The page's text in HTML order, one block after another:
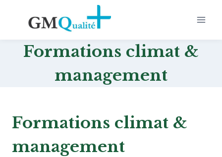
Formations climat &
management
Formations climat &
management